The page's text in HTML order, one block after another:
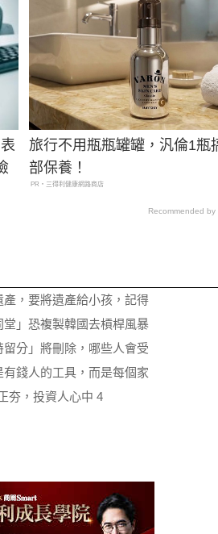
旅行不用瓶瓶罐罐，汎倫1瓶
部保養！
PR・三得利健康網路商店
Recommended by
產，要將遺產給小孩，記得
堂」恐複製韓國去槓桿風暴
留分」將刪除，哪些人會受
有錢人的工具，而是每個家
夯，投資人心中 4